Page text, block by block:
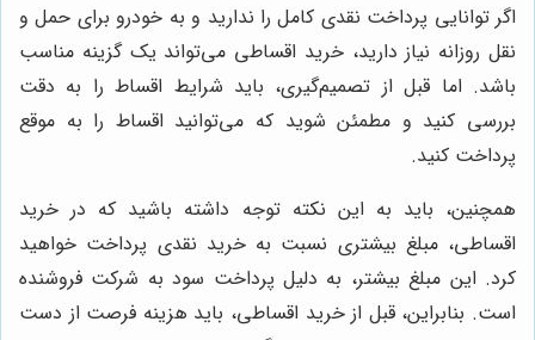
اگر توانایی پرداخت نقدی کامل را ندارید و به خودرو برای حمل و
نقل روزانه نیاز دارید، خرید اقساطی می‌تواند یک گزینه مناسب
باشد. اما قبل از تصمیم‌گیری، باید شرایط اقساط را به دقت
بررسی کنید و مطمئن شوید که می‌توانید اقساط را به موقع
پرداخت کنید.
همچنین، باید به این نکته توجه داشته باشید که در خرید
اقساطی، مبلغ بیشتری نسبت به خرید نقدی پرداخت خواهید
کرد. این مبلغ بیشتر، به دلیل پرداخت سود به شرکت فروشنده
است. بنابراین، قبل از خرید اقساطی، باید هزینه فرصت از دست